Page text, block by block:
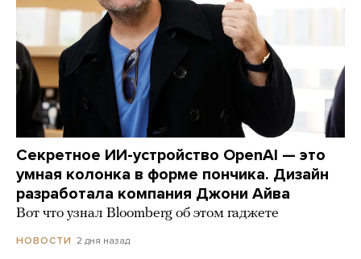
Секретное ИИ-устройство OpenAI — это
умная колонка в форме пончика. Дизайн
разработала компания Джони Айва
Вот что узнал Bloomberg об этом гаджете
НОВОСТИ 2 дня назад